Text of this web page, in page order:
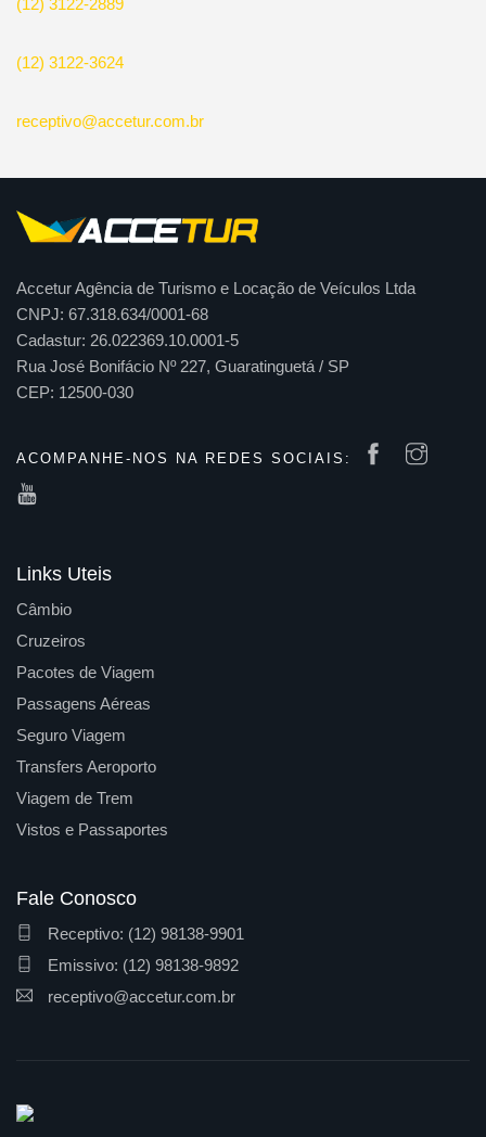
(12) 3122-2889
(12) 3122-3624
receptivo@accetur.com.br
Accetur Agência de Turismo e Locação de Veículos Ltda
CNPJ: 67.318.634/0001-68
Cadastur: 26.022369.10.0001-5
Rua José Bonifácio Nº 227, Guaratinguetá / SP
CEP: 12500-030
ACOMPANHE-NOS NA REDES SOCIAIS:
Links Uteis
Câmbio
Cruzeiros
Pacotes de Viagem
Passagens Aéreas
Seguro Viagem
Transfers Aeroporto
Viagem de Trem
Vistos e Passaportes
Fale Conosco
Receptivo: (12) 98138-9901
Emissivo: (12) 98138-9892
receptivo@accetur.com.br